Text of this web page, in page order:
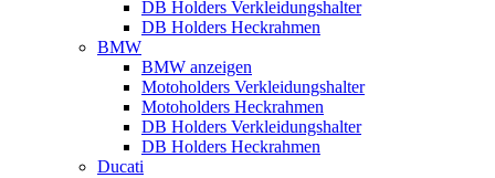
DB Holders Verkleidungshalter
DB Holders Heckrahmen
BMW
BMW anzeigen
Motoholders Verkleidungshalter
Motoholders Heckrahmen
DB Holders Verkleidungshalter
DB Holders Heckrahmen
Ducati